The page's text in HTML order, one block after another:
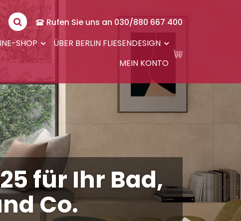
Rufen Sie uns an 030/880 667 400
SHOP
ÜBER BERLIN FLIESENDESIGN
MEIN KONTO
für Ihr Bad,
Co.